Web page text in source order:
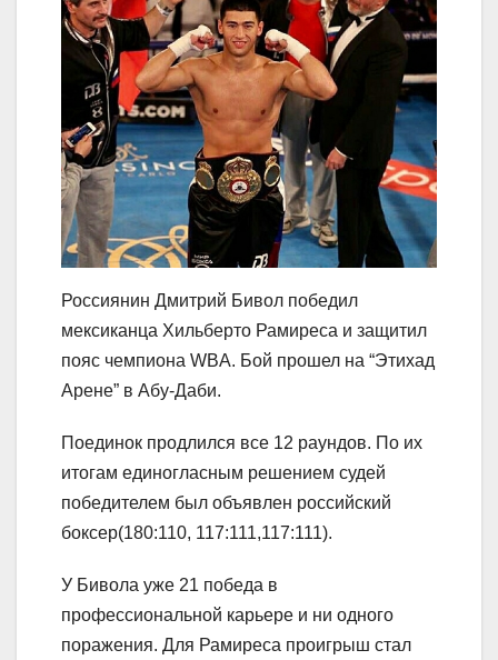
Россиянин Дмитрий Бивол победил
мексиканца Хильберто Рамиреса и защитил
пояс чемпиона WBA. Бой прошел на “Этихад
Арене” в Абу-Даби.
Поединок продлился все 12 раундов. По их
итогам единогласным решением судей
победителем был объявлен российский
боксер(180:110, 117:111,117:111).
У Бивола уже 21 победа в
профессиональной карьере и ни одного
поражения. Для Рамиреса проигрыш стал